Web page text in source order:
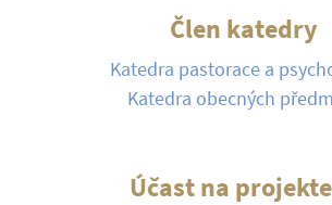
Člen katedry
Katedra pastorace a
Katedra obecných
Účast na